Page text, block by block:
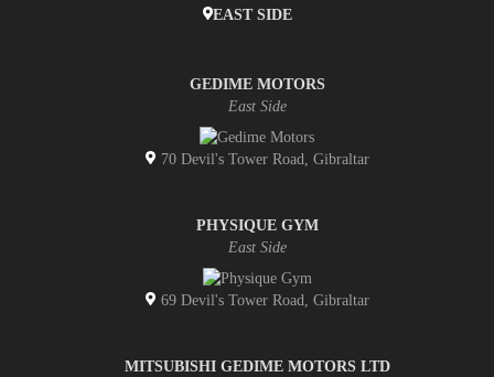
EAST SIDE
GEDIME MOTORS
East Side
70 Devil's Tower Road, Gibraltar
PHYSIQUE GYM
East Side
69 Devil's Tower Road, Gibraltar
MITSUBISHI GEDIME MOTORS LTD